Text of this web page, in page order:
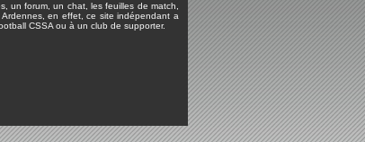
un forum, un chat, les feuilles de match,
en effet, ce site indépendant a
CSSA ou à un club de supporter.